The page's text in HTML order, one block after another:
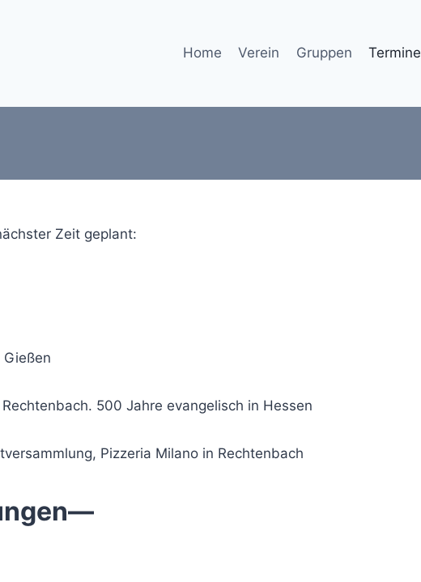
Home Verein Gruppen Termine
Zeit geplant:
Gießen
500 Jahre evangelisch in Hessen
Pizzeria Milano in Rechtenbach